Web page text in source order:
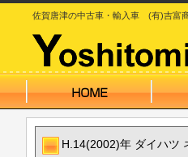
佐賀唐津の中古車・輸入車 (有)吉富
H.14(2002)年 ダイハツ